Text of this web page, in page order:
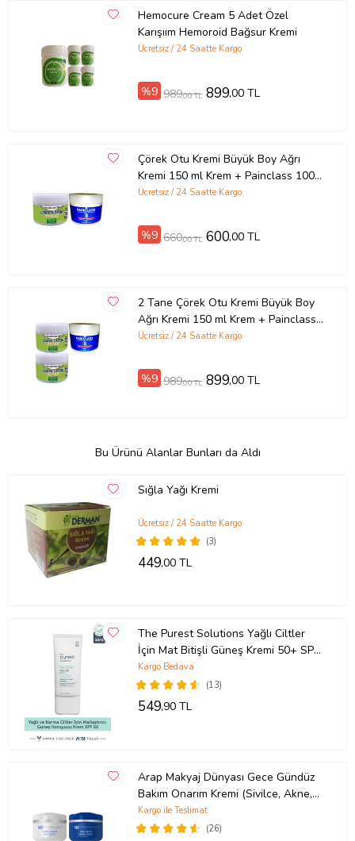
Hemocure Cream 5 Adet Özel
Karışıım Hemoroid Bağsur Kremi
Ücretsiz / 24 Saatte Kargo
%9 989,00 TL 899,00 TL
Çörek Otu Kremi Büyük Boy Ağrı
Kremi 150 ml Krem + Painclass 100
ml Kuyruk Yağı Kremi / Kas Diz Dirsek
Masaj Seti
Ücretsiz / 24 Saatte Kargo
%9 660,00 TL 600,00 TL
2 Tane Çörek Otu Kremi Büyük Boy
Ağrı Kremi 150 ml Krem + Painclass
100 ml Kuyruk Yağı Kremi / Kas Diz
Ağrılarına Masaj Seti
Ücretsiz / 24 Saatte Kargo
%9 989,00 TL 899,00 TL
Bu Ürünü Alanlar Bunları da Aldı
Sığla Yağı Kremi
(3)
Ücretsiz / 24 Saatte Kargo
449,00 TL
The Purest Solutions Yağlı Ciltler
İçin Mat Bitişli Güneş Kremi 50+ SPF
Dry-Touch Protection - Mattifier &
Oil Control Moisturizer
(13)
Kargo Bedava
549,90 TL
Arap Makyaj Dünyası Gece Gündüz
Bakım Onarım Kremi (Sivilce, Akne,
Leke Kremi)
(26)
Kargo ile Teslimat